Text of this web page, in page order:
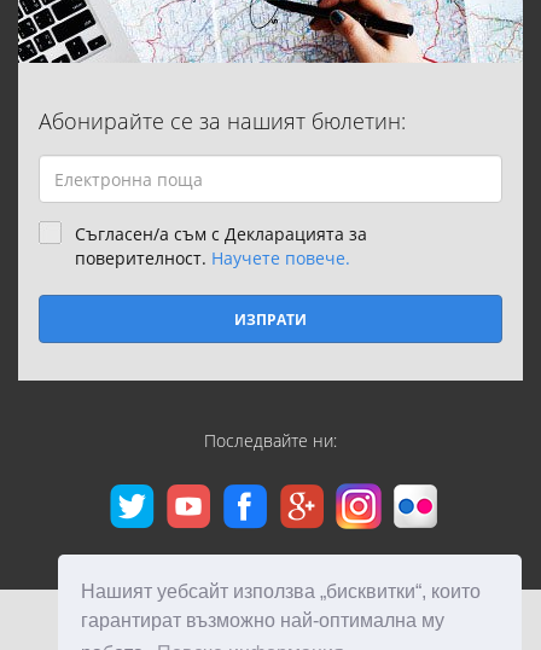
Нашият уебсайт използва „бисквитки“, които
гарантират възможно най-оптимална му
Абонирайте се за нашият бюлетин:
Съгласен/а съм с Декларацията за
поверителност. Научете повече.
ИЗПРАТИ
Последвайте ни: